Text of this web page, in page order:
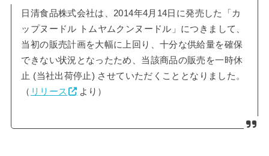
日清食品株式会社は、2014年4月14日に発売した「カ
ップヌードル トムヤムクンヌードル」につきまして、
当初の販売計画を大幅に上回り、十分な供給量を確保
できない状況となったため、当該商品の販売を一時休
止 (当社出荷停止) させていただくこととなりました。
（ リリース より）